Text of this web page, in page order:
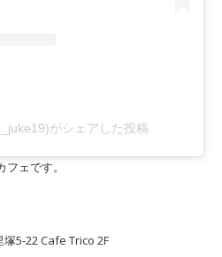
がシェアした投稿
ェです。
5-22 Cafe Trico 2F